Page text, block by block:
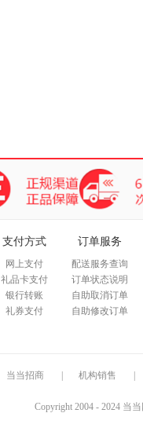
支付方式
网上支付
礼品卡支付
银行转账
礼券支付
订单服务
配送服务查询
订单状态说明
自助取消订单
自助修改订单
当当招商 机构销售
Copyright 2004 - 2024 当